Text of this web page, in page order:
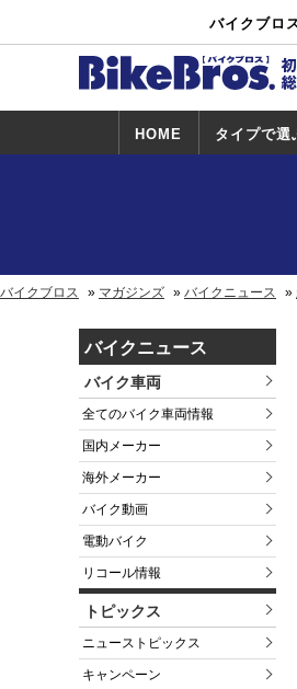
バイクブロ
HOME タイプで選
バイクブロス マガジンズ バイクニュース
バイクニュース
バイク車両
全てのバイク車両情報
国内メーカー
海外メーカー
バイク動画
電動バイク
リコール情報
トピックス
ニューストピックス
キャンペーン